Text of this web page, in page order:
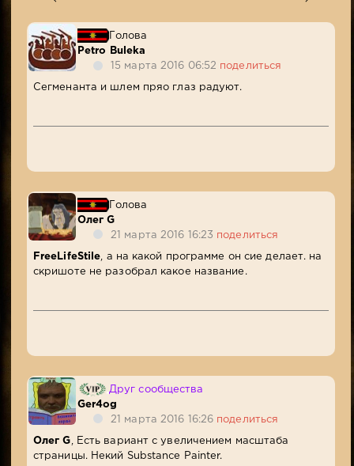
Голова
Petro Buleka
15 марта 2016 06:52 поделиться
Сегменанта и шлем пряо глаз радуют.
Голова
Олег G
21 марта 2016 16:23 поделиться
FreeLifeStile , а на какой программе он сие делает. на
скришоте не разобрал какое название.
Друг сообщества
Ger4og
21 марта 2016 16:26 поделиться
Олег G , Есть вариант с увеличением масштаба
страницы. Некий Substance Painter.